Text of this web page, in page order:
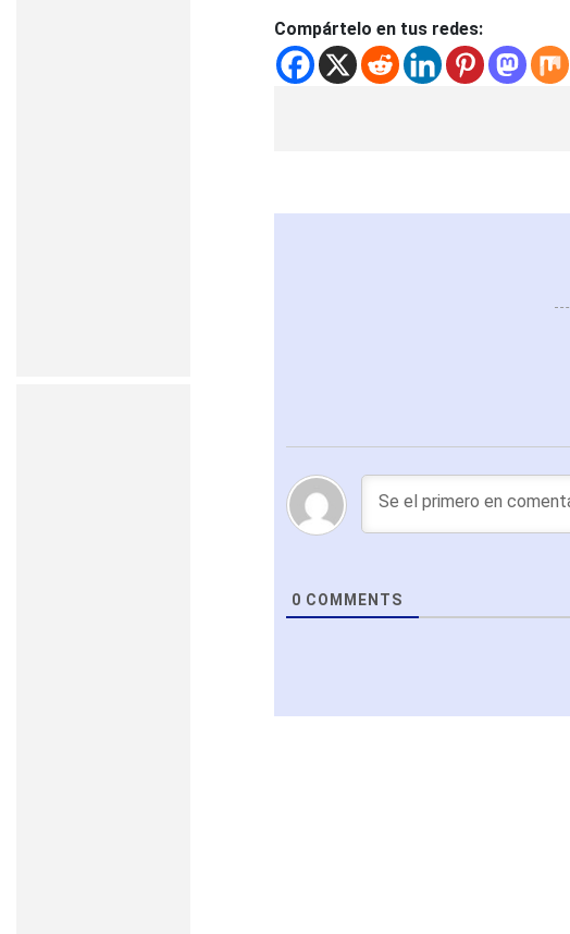
Compártelo en tus redes:
0 COMMENTS